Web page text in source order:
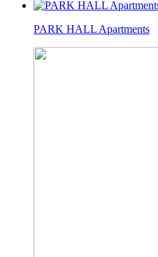
PARK HALL Apartments